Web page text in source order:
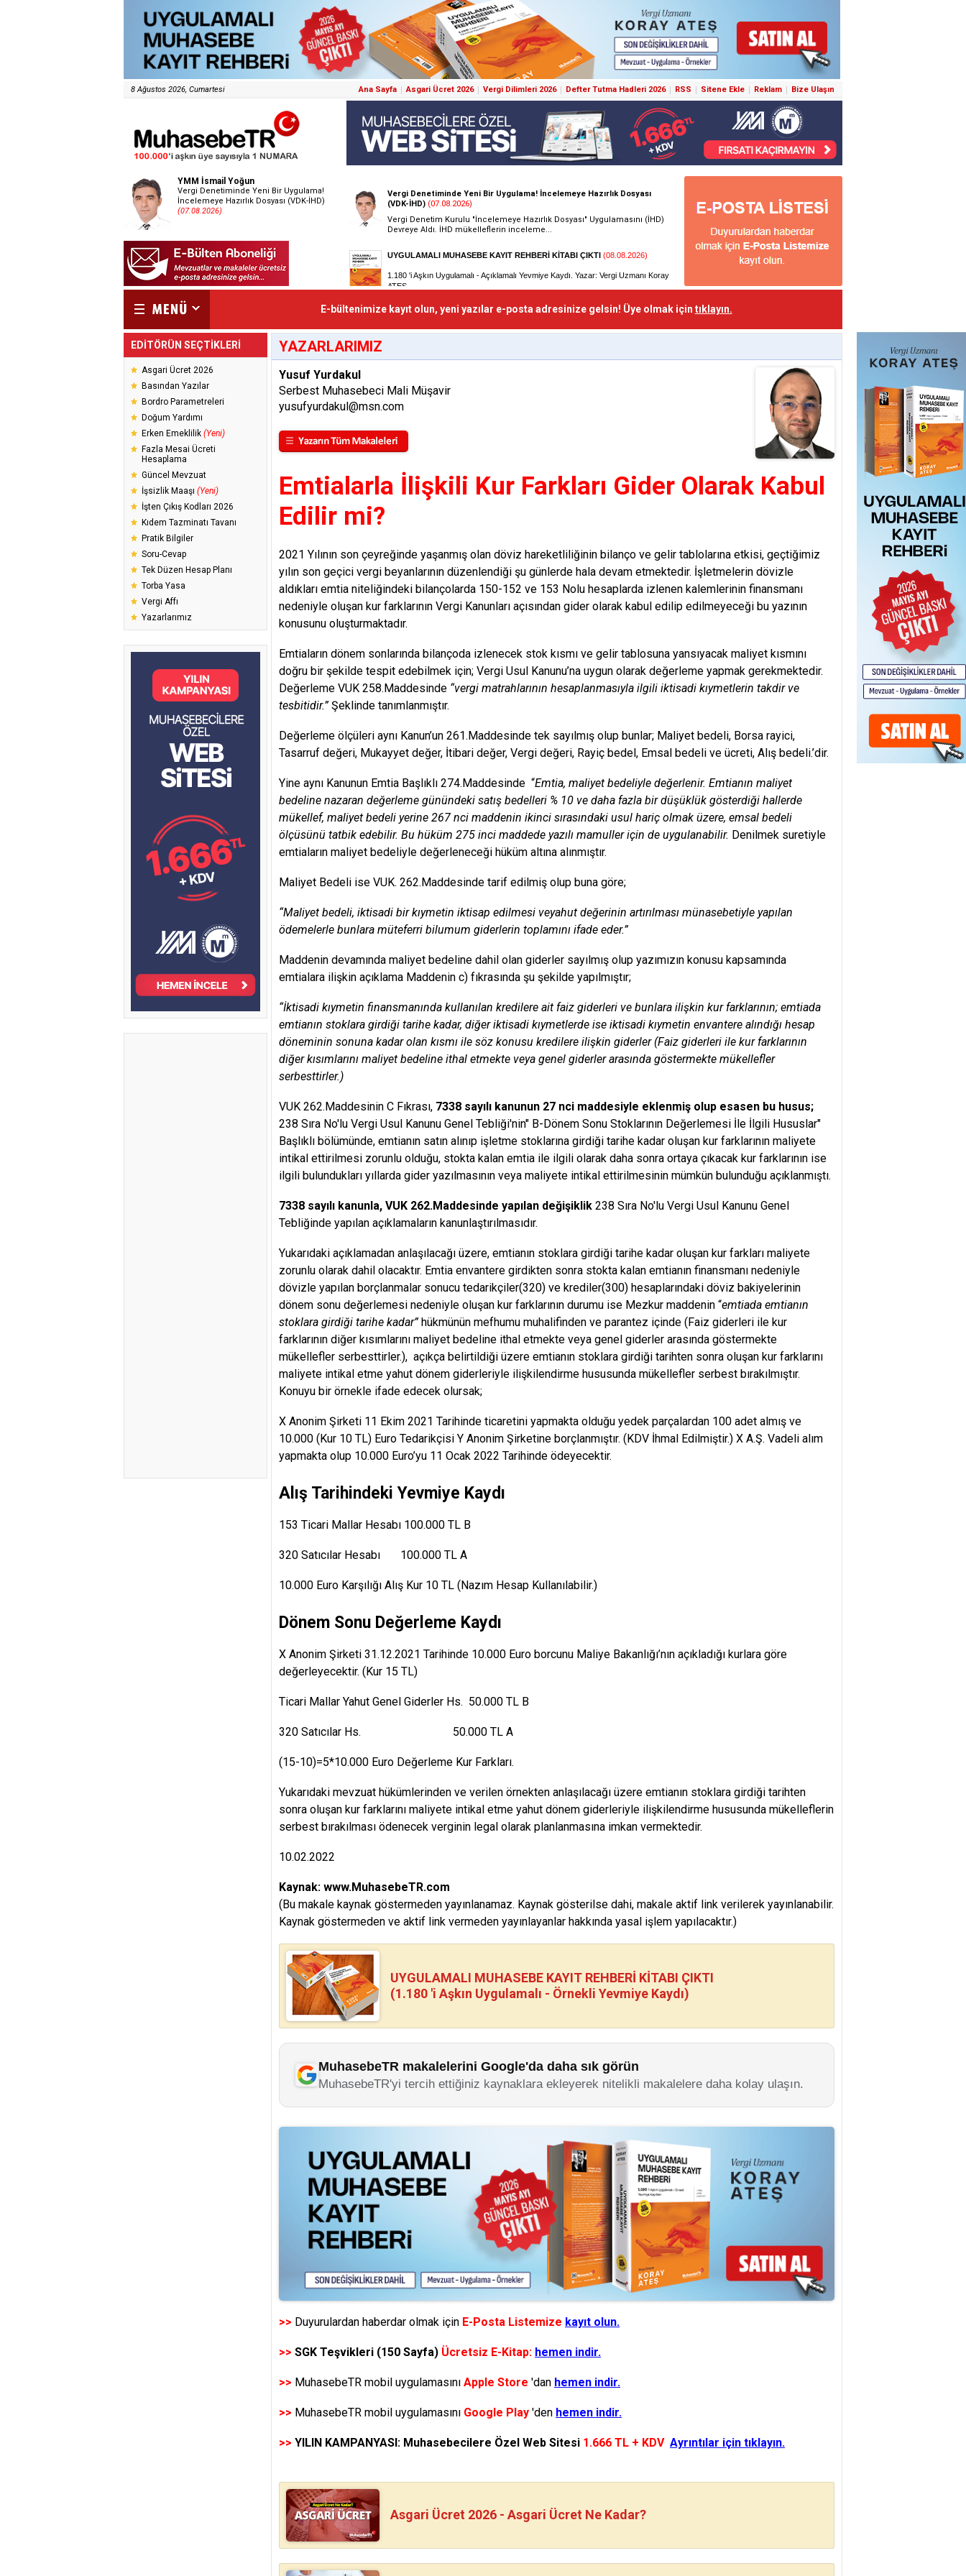
8 Ağustos 2026, Cumartesi Ana Sayfa Asgari Ücret 2026 Vergi Dilimleri 2026 Defter Tutma Hadleri 2026 RSS Sitene Ekle Reklam Bize Ulaşın
YMM İsmail Yoğun
Vergi Denetiminde Yeni Bir Uygulama!
İncelemeye Hazırlık Dosyası (VDK-İHD)
(07.08.2026)
E-bültenimize kayıt olun, yeni yazılar e-posta adresinize gelsin! Üye olmak için tıklayın.
EDİTÖRÜN SEÇTİKLERİ
Asgari Ücret 2026
Basından Yazılar
Bordro Parametreleri
Doğum Yardımı
Erken Emeklilik (Yeni)
Fazla Mesai Ücreti
Hesaplama
Güncel Mevzuat
İşsizlik Maaşı (Yeni)
İşten Çıkış Kodları 2026
Kıdem Tazminatı Tavanı
Pratik Bilgiler
Soru-Cevap
Tek Düzen Hesap Planı
Torba Yasa
Vergi Affı
Yazarlarımız
YAZARLARIMIZ
Yusuf Yurdakul
Serbest Muhasebeci Mali Müşavir
yusufyurdakul@msn.com
Emtialarla İlişkili Kur Farkları Gider Olarak Kabul
Edilir mi?
2021 Yılının son çeyreğinde yaşanmış olan döviz hareketliliğinin bilanço ve gelir tablolarına etkisi, geçtiğimiz
yılın son geçici vergi beyanlarının düzenlendiği şu günlerde hala devam etmektedir. İşletmelerin dövizle
aldıkları emtia niteliğindeki bilançolarda 150-152 ve 153 Nolu hesaplarda izlenen kalemlerinin finansmanı
nedeniyle oluşan kur farklarının Vergi Kanunları açısından gider olarak kabul edilip edilmeyeceği bu yazının
konusunu oluşturmaktadır.
Emtiaların dönem sonlarında bilançoda izlenecek stok kısmı ve gelir tablosuna yansıyacak maliyet kısmını
doğru bir şekilde tespit edebilmek için; Vergi Usul Kanunu’na uygun olarak değerleme yapmak gerekmektedir.
Değerleme VUK 258.Maddesinde “vergi matrahlarının hesaplanmasıyla ilgili iktisadi kıymetlerin takdir ve
tesbitidir.”Şeklinde tanımlanmıştır.
Değerleme ölçüleri aynı Kanun’un 261.Maddesinde tek sayılmış olup bunlar; Maliyet bedeli, Borsa rayici,
Tasarruf değeri, Mukayyet değer, İtibari değer, Vergi değeri, Rayiç bedel, Emsal bedeli ve ücreti, Alış bedeli.’dir.
Yine aynı Kanunun Emtia Başlıklı 274.Maddesinde “Emtia, maliyet bedeliyle değerlenir. Emtianın maliyet
bedeline nazaran değerleme günündeki satış bedelleri % 10 ve daha fazla bir düşüklük gösterdiği hallerde
mükellef, maliyet bedeli yerine 267 nci maddenin ikinci sırasındaki usul hariç olmak üzere, emsal bedeli
ölçüsünü tatbik edebilir. Bu hüküm 275 inci maddede yazılı mamuller için de uygulanabilir. Denilmek suretiyle
emtiaların maliyet bedeliyle değerleneceği hüküm altına alınmıştır.
Maliyet Bedeli ise VUK. 262.Maddesinde tarif edilmiş olup buna göre;
“Maliyet bedeli, iktisadi bir kıymetin iktisap edilmesi veyahut değerinin artırılması münasebetiyle yapılan
ödemelerle bunlara müteferri bilumum giderlerin toplamını ifade eder.”
Maddenin devamında maliyet bedeline dahil olan giderler sayılmış olup yazımızın konusu kapsamında
emtialara ilişkin açıklama Maddenin c) fıkrasında şu şekilde yapılmıştır;
“İktisadi kıymetin finansmanında kullanılan kredilere ait faiz giderleri ve bunlara ilişkin kur farklarının; emtiada
emtianın stoklara girdiği tarihe kadar, diğer iktisadi kıymetlerde ise iktisadi kıymetin envantere alındığı hesap
döneminin sonuna kadar olan kısmı ile söz konusu kredilere ilişkin giderler (Faiz giderleri ile kur farklarının
diğer kısımlarını maliyet bedeline ithal etmekte veya genel giderler arasında göstermekte mükellefler
serbesttirler.)
VUK 262.Maddesinin C Fıkrası, 7338 sayılı kanunun 27 nci maddesiyle eklenmiş olup esasen bu husus;
238 Sıra No'lu Vergi Usul Kanunu Genel Tebliği'nin" B-Dönem Sonu Stoklarının Değerlemesi İle İlgili Hususlar"
Başlıklı bölümünde, emtianın satın alınıp işletme stoklarına girdiği tarihe kadar oluşan kur farklarının maliyete
intikal ettirilmesi zorunlu olduğu, stokta kalan emtia ile ilgili olarak daha sonra ortaya çıkacak kur farklarının ise
ilgili bulundukları yıllarda gider yazılmasının veya maliyete intikal ettirilmesinin mümkün bulunduğu açıklanmıştı.
7338 sayılı kanunla, VUK 262.Maddesinde yapılan değişiklik 238 Sıra No'lu Vergi Usul Kanunu Genel
Tebliğinde yapılan açıklamaların kanunlaştırılmasıdır.
Yukarıdaki açıklamadan anlaşılacağı üzere, emtianın stoklara girdiği tarihe kadar oluşan kur farkları maliyete
zorunlu olarak dahil olacaktır. Emtia envantere girdikten sonra stokta kalan emtianın finansmanı nedeniyle
dövizle yapılan borçlanmalar sonucu tedarikçiler(320) ve krediler(300) hesaplarındaki döviz bakiyelerinin
dönem sonu değerlemesi nedeniyle oluşan kur farklarının durumu ise Mezkur maddenin “emtiada emtianın
stoklara girdiği tarihe kadar”hükmünün mefhumu muhalifinden ve parantez içinde (Faiz giderleri ile kur
farklarının diğer kısımlarını maliyet bedeline ithal etmekte veya genel giderler arasında göstermekte
mükellefler serbesttirler.), açıkça belirtildiği üzere emtianın stoklara girdiği tarihten sonra oluşan kur farklarını
maliyete intikal etme yahut dönem giderleriyle ilişkilendirme hususunda mükellefler serbest bırakılmıştır.
Konuyu bir örnekle ifade edecek olursak;
X Anonim Şirketi 11 Ekim 2021 Tarihinde ticaretini yapmakta olduğu yedek parçalardan 100 adet almış ve
10.000 (Kur 10 TL) Euro Tedarikçisi Y Anonim Şirketine borçlanmıştır. (KDV İhmal Edilmiştir.) X A.Ş. Vadeli alım
yapmakta olup 10.000 Euro’yu 11 Ocak 2022 Tarihinde ödeyecektir.
Alış Tarihindeki Yevmiye Kaydı
153 Ticari Mallar Hesabı 100.000 TL B
320 Satıcılar Hesabı 100.000 TL A
10.000 Euro Karşılığı Alış Kur 10 TL (Nazım Hesap Kullanılabilir.)
Dönem Sonu Değerleme Kaydı
X Anonim Şirketi 31.12.2021 Tarihinde 10.000 Euro borcunu Maliye Bakanlığı’nın açıkladığı kurlara göre
değerleyecektir. (Kur 15 TL)
Ticari Mallar Yahut Genel Giderler Hs. 50.000 TL B
320 Satıcılar Hs. 50.000 TL A
(15-10)=5*10.000 Euro Değerleme Kur Farkları.
Yukarıdaki mevzuat hükümlerinden ve verilen örnekten anlaşılacağı üzere emtianın stoklara girdiği tarihten
sonra oluşan kur farklarını maliyete intikal etme yahut dönem giderleriyle ilişkilendirme hususunda mükelleflerin
serbest bırakılması ödenecek verginin legal olarak planlanmasına imkan vermektedir.
10.02.2022
Kaynak: www.MuhasebeTR.com
(Bu makale kaynak göstermeden yayınlanamaz. Kaynak gösterilse dahi, makale aktif link verilerek yayınlanabilir.
Kaynak göstermeden ve aktif link vermeden yayınlayanlar hakkında yasal işlem yapılacaktır.)
UYGULAMALI MUHASEBE KAYIT REHBERİ KİTABI ÇIKTI
(1.180 'i Aşkın Uygulamalı - Örnekli Yevmiye Kaydı)
MuhasebeTR makalelerini Google'da daha sık görün
MuhasebeTR'yi tercih ettiğiniz kaynaklara ekleyerek nitelikli makalelere daha kolay ulaşın.
>> Duyurulardan haberdar olmak için E-Posta Listemize kayıt olun.
>> SGK Teşvikleri (150 Sayfa) Ücretsiz E-Kitap: hemen indir.
>> MuhasebeTR mobil uygulamasını Apple Store 'dan hemen indir.
>> MuhasebeTR mobil uygulamasını Google Play 'den hemen indir.
>> YILIN KAMPANYASI: Muhasebecilere Özel Web Sitesi 1.666 TL + KDV Ayrıntılar için tıklayın.
Asgari Ücret 2026 - Asgari Ücret Ne Kadar?